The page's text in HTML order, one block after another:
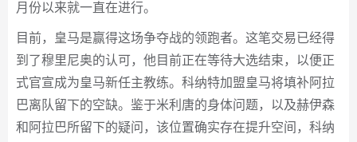
月份以来就一直在进行。
目前，皇马是赢得这场争夺战的领跑者。这笔交易已经得
到了穆里尼奥的认可，他目前正在等待大选结束，以便正
式官宣成为皇马新任主教练。科纳特加盟皇马将填补阿拉
巴离队留下的空缺。鉴于米利唐的身体问题，以及赫伊森
和阿拉巴所留下的疑问，该位置确实存在提升空间，科纳